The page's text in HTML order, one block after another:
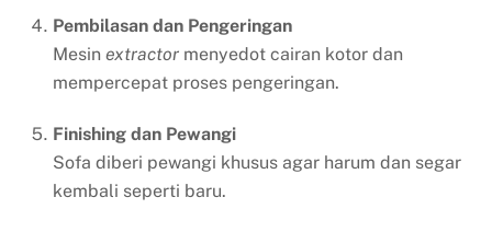
Pembilasan dan Pengeringan
Mesin extractor menyedot cairan kotor dan
mempercepat proses pengeringan.
Finishing dan Pewangi
Sofa diberi pewangi khusus agar harum dan segar
kembali seperti baru.